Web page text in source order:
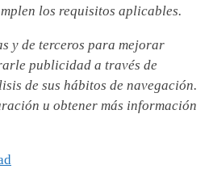
los requisitos aplicables.
y de terceros para mejorar
publicidad a través de
de sus hábitos de navegación.
u obtener más información